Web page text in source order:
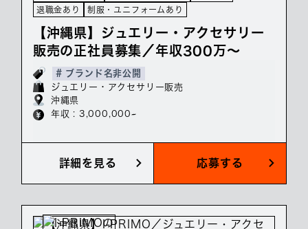
退職金あり
制服・ユニフォームあり
【沖縄県】ジュエリー・アクセサリー
販売の正社員募集／年収300万～
# ブランド名非公開
ジュエリー・アクセサリー販売
沖縄県
年収 : 3,000,000~
詳細を見る 応募する